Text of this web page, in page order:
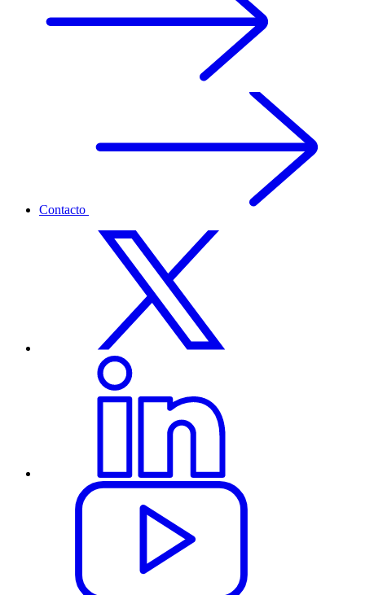
Contacto